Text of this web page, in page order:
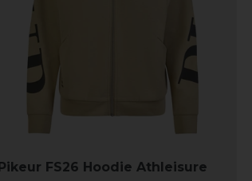
Pikeur FS26 Hoodie Athleisure